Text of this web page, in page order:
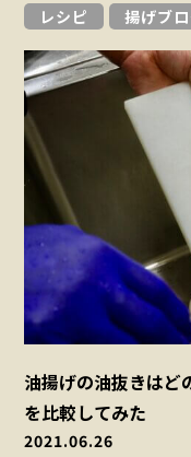
レシピ 揚げブ
油揚げの油抜きはど
を比較してみた
2021.06.26